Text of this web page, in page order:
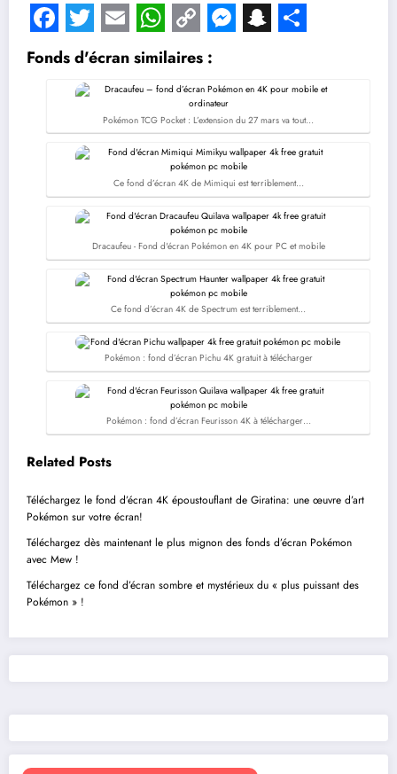
Facebook
Twitter
EmailWhatsApp
Copy
Link
Messenger
Fonds d'écran similaires :
Pokémon TCG Pocket : L’extension du 27 mars va tout…
Ce fond d’écran 4K de Mimiqui est terriblement…
Dracaufeu - Fond d'écran Pokémon en 4K pour PC et mobile
Ce fond d’écran 4K de Spectrum est terriblement…
Pokémon : fond d’écran Pichu 4K gratuit à télécharger
Pokémon : fond d’écran Feurisson 4K à télécharger…
Related Posts
Téléchargez le fond d’écran 4K époustouflant de Giratina: une œuvre d’art
Pokémon sur votre écran!
Téléchargez dès maintenant le plus mignon des fonds d’écran Pokémon
avec Mew !
Téléchargez ce fond d’écran sombre et mystérieux du « plus puissant des
Pokémon » !